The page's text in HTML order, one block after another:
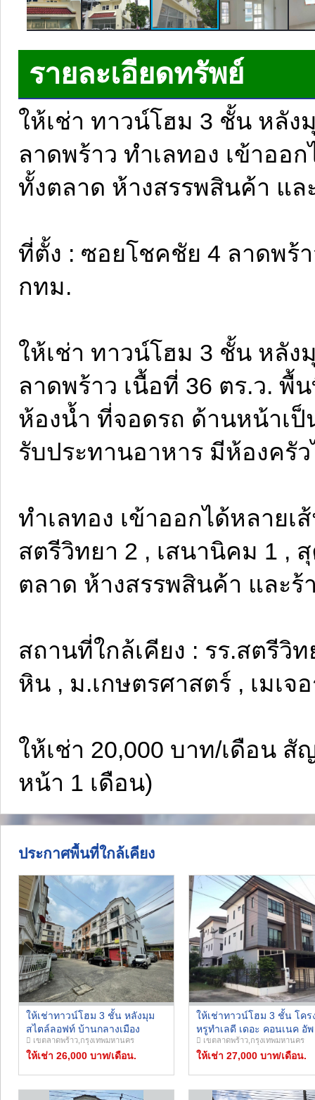
รายละเอียดทรัพย์
ให้เช่า ทาวน์โฮม 3 ชั้น หลั
ลาดพร้าว ทำเลทอง เข้าออ
ทั้งตลาด ห้างสรรพสินค้า แ
ที่ตั้ง : ซอยโชคชัย 4 ลาดพร้
กทม.
ให้เช่า ทาวน์โฮม 3 ชั้น หลั
ลาดพร้าว เนื้อที่ 36 ตร.ว. พื้
ห้องน้ำ ที่จอดรถ ด้านหน้าเ
รับประทานอาหาร มีห้องครั
ทำเลทอง เข้าออกได้หลาย
สตรีวิทยา 2 , เสนานิคม 1 ,
ตลาด ห้างสรรพสินค้า และ
สถานที่ใกล้เคียง : รร.สตรีวิ
หิน , ม.เกษตรศาสตร์ , เมเจ
ให้เช่า 20,000 บาท/เดือน สั
หน้า 1 เดือน)
ประกาศพื้นที่ใกล้เคียง
ให้เช่าทาวน์โฮม 3 ชั้น หลังมุม
สไตล์ลอฟท์ บ้านกลางเมือง
ลาดพร้าว-โยธินพัฒนา ใกล้เซ็น
ทรัลอีสต์วิลล์ และ เดอะคริสตัล
เขตลาดพร้าว,กรุงเทพมหานคร
ให้เช่า 26,000 บาท/เดือน.
ให้เช่าทาวน์โฮม 3 ชั้น โคร
หรูทำเลดี เดอะ คอนเนค อั
ลาดพร้าว 126 หลังมุม หน้
ไม่ชนใคร ตรงข้ามสวน
เขตลาดพร้าว,กรุงเทพมหานคร
ให้เช่า 27,000 บาท/เดือน.